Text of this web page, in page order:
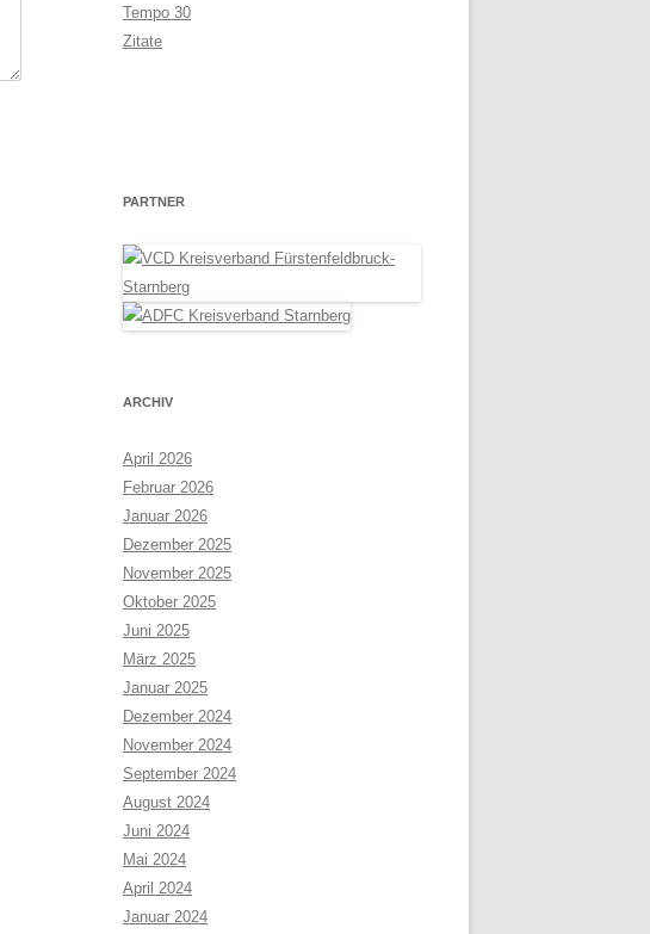
Tempo 30
Zitate
PARTNER
ARCHIV
April 2026
Februar 2026
Januar 2026
Dezember 2025
November 2025
Oktober 2025
Juni 2025
März 2025
Januar 2025
Dezember 2024
November 2024
September 2024
August 2024
Juni 2024
Mai 2024
April 2024
Januar 2024